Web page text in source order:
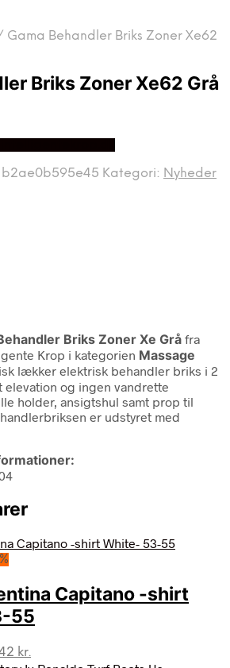
Gama Behandler Briks Zoner Xe62
Briks Zoner Xe62 Grå
b2ae0b595e45 Kategori: Nyheder
Briks Zoner Xe Grå fra
Krop i kategorien Massage
lækker elektrisk behandler briks i 2
elevation og ingen vandrette
holder, ansigtshul samt prop til
er udstyret med
Capitano -shirt
55
kr.